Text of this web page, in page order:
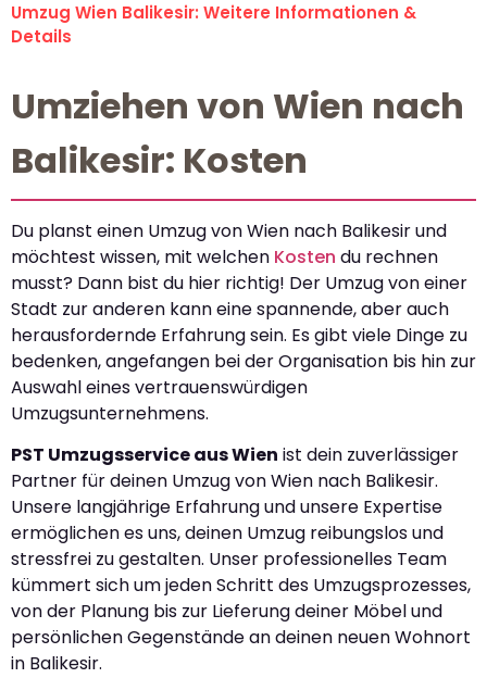
Umzug Wien Balikesir: Weitere Informationen &
Details
Umziehen von Wien nach
Balikesir: Kosten
Du planst einen Umzug von Wien nach Balikesir und
möchtest wissen, mit welchen Kosten du rechnen
musst? Dann bist du hier richtig! Der Umzug von einer
Stadt zur anderen kann eine spannende, aber auch
herausfordernde Erfahrung sein. Es gibt viele Dinge zu
bedenken, angefangen bei der Organisation bis hin zur
Auswahl eines vertrauenswürdigen
Umzugsunternehmens.
PST Umzugsservice aus Wien ist dein zuverlässiger
Partner für deinen Umzug von Wien nach Balikesir.
Unsere langjährige Erfahrung und unsere Expertise
ermöglichen es uns, deinen Umzug reibungslos und
stressfrei zu gestalten. Unser professionelles Team
kümmert sich um jeden Schritt des Umzugsprozesses,
von der Planung bis zur Lieferung deiner Möbel und
persönlichen Gegenstände an deinen neuen Wohnort
in Balikesir.